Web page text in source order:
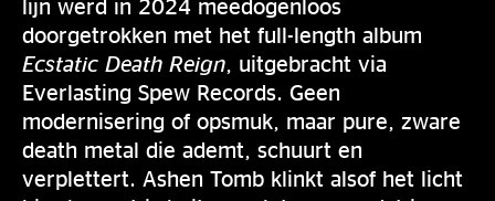
lijn werd in 2024 meedogenloos
doorgetrokken met het full-length album
Ecstatic Death Reign , uitgebracht via
Everlasting Spew Records. Geen
modernisering of opsmuk, maar pure, zware
death metal die ademt, schuurt en
verplettert. Ashen Tomb klinkt alsof het licht